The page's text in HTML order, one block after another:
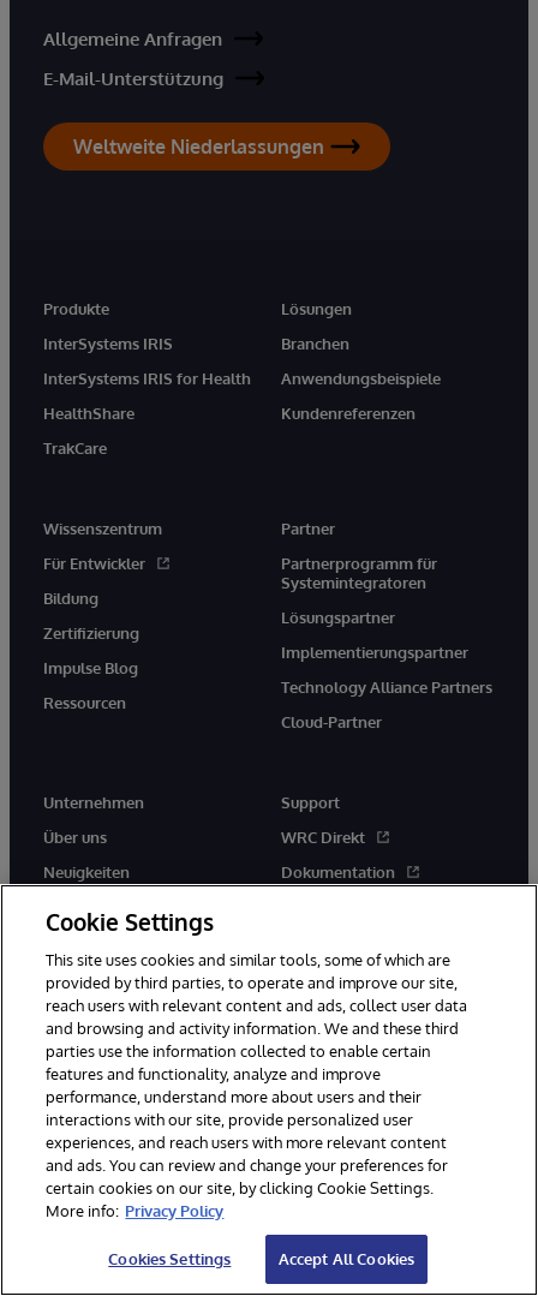
Allgemeine Anfragen
E-Mail-Unterstützung
Weltweite Niederlassungen
Produkte
InterSystems IRIS
InterSystems IRIS for Health
HealthShare
TrakCare
Lösungen
Branchen
Anwendungsbeispiele
Kundenreferenzen
Wissenszentrum
Für Entwickler
Bildung
Zertifizierung
Impulse Blog
Ressourcen
Partner
Partnerprogramm für
Systemintegratoren
Lösungspartner
Implementierungspartner
Technology Alliance Partners
Cloud-Partner
Unternehmen
Über uns
Neuigkeiten
Support
WRC Direkt
Dokumentation
© 1996-2026 InterSystems Corporation, Boston, MA. Alle Rechte
vorbehalten.
Mitteilungen/Geschäftsbedingungen
Erklärung zum Datenschutz
Geld-zurück-Garantie
Impressum Barrierefreiheit
Cookie Settings
This site uses cookies and similar tools, some of which are
provided by third parties, to operate and improve our site,
reach users with relevant content and ads, collect user data
and browsing and activity information. We and these third
parties use the information collected to enable certain
features and functionality, analyze and improve
performance, understand more about users and their
interactions with our site, provide personalized user
experiences, and reach users with more relevant content
and ads. You can review and change your preferences for
certain cookies on our site, by clicking Cookie Settings.
More info: Privacy Policy
Cookies Settings Accept All Cookies